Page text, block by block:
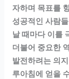
자하며 목표를
성공적인 사람
날 때마다 이를
더불어 중요한
발전하려는 의
루아침에 얻을